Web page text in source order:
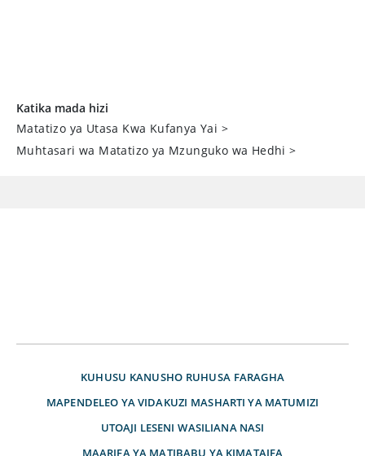
Katika mada hizi
Matatizo ya Utasa Kwa Kufanya Yai >
Muhtasari wa Matatizo ya Mzunguko wa Hedhi >
KUHUSU KANUSHO RUHUSA FARAGHA
MAPENDELEO YA VIDAKUZI MASHARTI YA MATUMIZI
UTOAJI LESENI WASILIANA NASI
MAARIFA YA MATIBABU YA KIMATAIFA